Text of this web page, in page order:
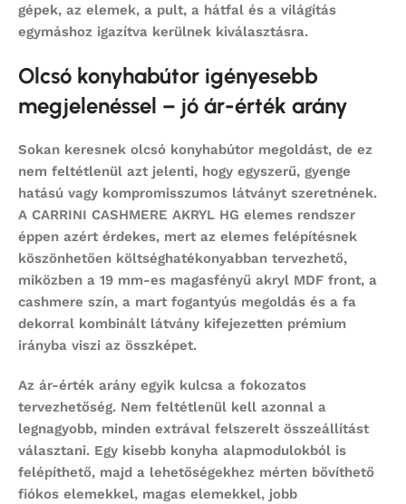
gépek, az elemek, a pult, a hátfal és a világítás
egymáshoz igazítva kerülnek kiválasztásra.
Olcsó konyhabútor igényesebb
megjelenéssel – jó ár-érték arány
Sokan keresnek olcsó konyhabútor megoldást, de ez
nem feltétlenül azt jelenti, hogy egyszerű, gyenge
hatású vagy kompromisszumos látványt szeretnének.
A CARRINI CASHMERE AKRYL HG elemes rendszer
éppen azért érdekes, mert az elemes felépítésnek
köszönhetően költséghatékonyabban tervezhető,
miközben a 19 mm-es magasfényű akryl MDF front, a
cashmere szín, a mart fogantyús megoldás és a fa
dekorral kombinált látvány kifejezetten prémium
irányba viszi az összképet.
Az ár-érték arány egyik kulcsa a fokozatos
tervezhetőség. Nem feltétlenül kell azonnal a
legnagyobb, minden extrával felszerelt összeállítást
választani. Egy kisebb konyha alapmodulokból is
felépíthető, majd a lehetőségekhez mérten bővíthető
fiókos elemekkel, magas elemekkel, jobb